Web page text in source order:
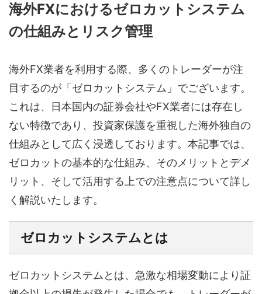
海外FXにおけるゼロカットシステム
の仕組みとリスク管理
海外FX業者を利用する際、多くのトレーダーが注
目するのが「ゼロカットシステム」でございます。
これは、日本国内の証券会社やFX業者には存在し
ない特徴であり、投資家保護を重視した海外独自の
仕組みとして広く浸透しております。本記事では、
ゼロカットの基本的な仕組み、そのメリットとデメ
リット、そして活用する上での注意点について詳し
く解説いたします。
ゼロカットシステムとは
ゼロカットシステムとは、急激な相場変動により証